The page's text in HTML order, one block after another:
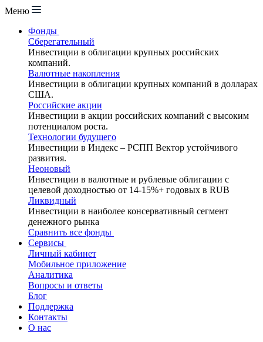
Меню
Фонды
Сберегательный
Инвестиции в облигации крупных российских
компаний.
Валютные накопления
Инвестиции в облигации крупных компаний в долларах
США.
Российские акции
Инвестиции в акции российских компаний с высоким
потенциалом роста.
Технологии будущего
Инвестиции в Индекс – РСПП Вектор устойчивого
развития.
Неоновый
Инвестиции в валютные и рублевые облигации с
целевой доходностью от 14-15%+ годовых в RUB
Ликвидный
Инвестиции в наиболее консервативный сегмент
денежного рынка
Сравнить все фонды
Сервисы
Личный кабинет
Мобильное приложение
Аналитика
Вопросы и ответы
Блог
Поддержка
Контакты
О нас